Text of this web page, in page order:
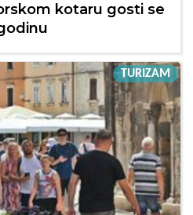
kotaru gosti se
TURIZAM